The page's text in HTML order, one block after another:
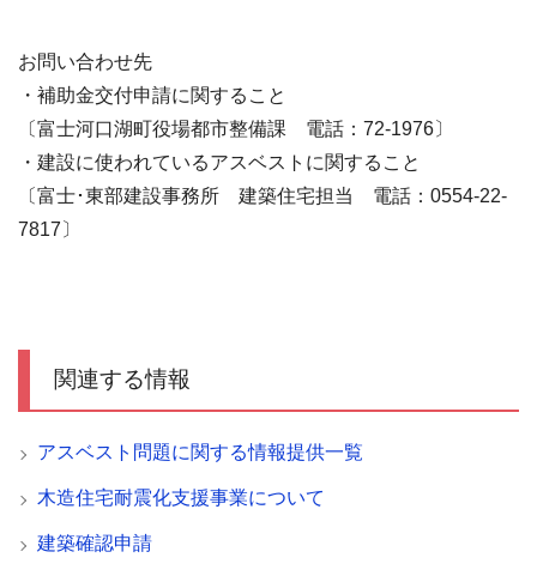
お問い合わせ先
・補助金交付申請に関すること
〔富士河口湖町役場都市整備課 電話：72-1976〕
・建設に使われているアスベストに関すること
〔富士･東部建設事務所 建築住宅担当 電話：0554-22-
7817〕
関連する情報
アスベスト問題に関する情報提供一覧
木造住宅耐震化支援事業について
建築確認申請